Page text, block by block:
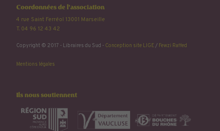
Coordonnées de l'association
4 rue Saint Ferréol 13001 Marseille
T. 04 96 12 43 42
Copyright © 2017 - Libraires du Sud - Conception site LIGE/ Fewzi Raffed
Mentions légales
Ils nous soutiennent